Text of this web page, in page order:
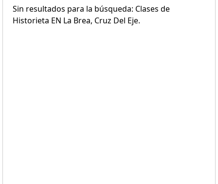
Sin resultados para la búsqueda: Clases de
Historieta EN La Brea, Cruz Del Eje.